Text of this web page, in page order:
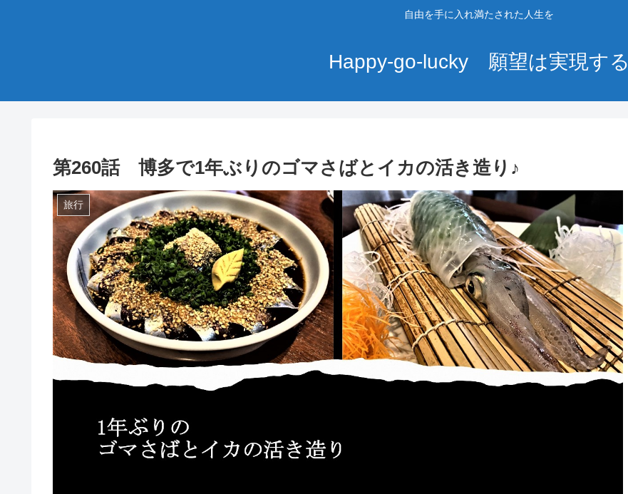
自由を手に入れ満たされた人生を
Happy-go-lucky 願望は実現する
第260話 博多で1年ぶりのゴマさばとイカの活き造り♪
旅行